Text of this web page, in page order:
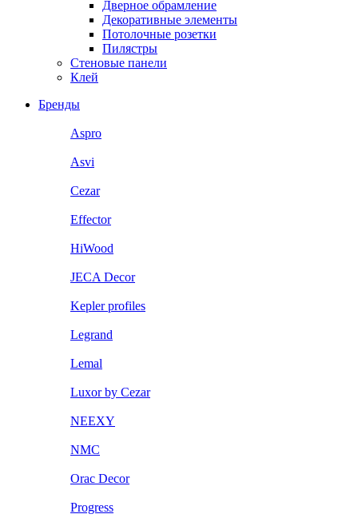
Дверное обрамление
Декоративные элементы
Потолочные розетки
Пилястры
Стеновые панели
Клей
Бренды
Aspro
Asvi
Cezar
Effector
HiWood
JECA Decor
Kepler profiles
Legrand
Lemal
Luxor by Cezar
NEEXY
NMC
Orac Decor
Progress